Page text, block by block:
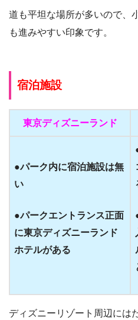
道も平坦な場所が多いので、
も進みやすい印象です。
宿泊施設
東京ディズニーランド
●パーク内に宿泊施設は無
い
●パークエントランス正面
に東京ディズニーランド
ホテルがある
ディズニーリゾート周辺には